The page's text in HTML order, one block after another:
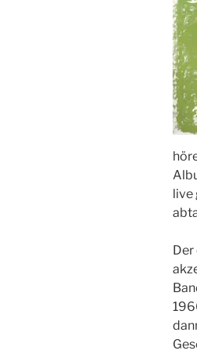
C
H
T
A
M
live
Der